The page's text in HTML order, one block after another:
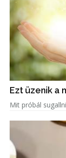
Ezt üzenik a
Mit próbál